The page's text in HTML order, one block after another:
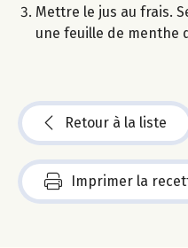
Mettre le jus au frais.
une feuille de menthe
Retour à la liste
Imprimer la